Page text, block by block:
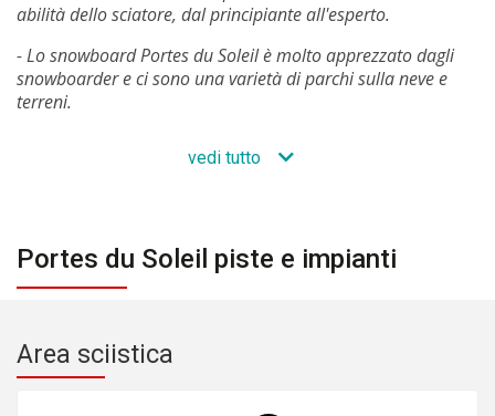
abilità dello sciatore, dal principiante all'esperto.
- Lo snowboard Portes du Soleil è molto apprezzato dagli
snowboarder e ci sono una varietà di parchi sulla neve e
terreni.
vedi tutto
Portes du Soleil piste e impianti
Area sciistica